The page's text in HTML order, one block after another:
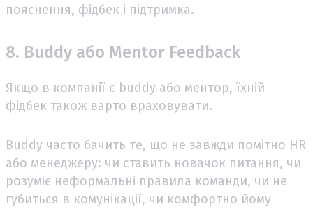
пояснення, фідбек і підтримка.
8. Buddy або Mentor Feedback
Якщо в компанії є buddy або ментор, їхній
фідбек також варто враховувати.
Buddy часто бачить те, що не завжди помітно HR
або менеджеру: чи ставить новачок питання, чи
розуміє неформальні правила команди, чи не
губиться в комунікації, чи комфортно йому